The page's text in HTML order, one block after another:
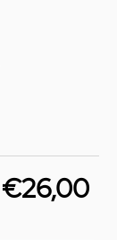
€26,00